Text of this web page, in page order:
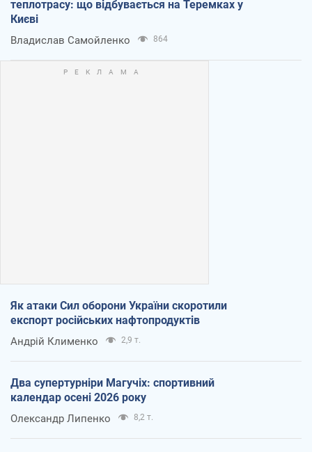
теплотрасу: що відбувається на Теремках у
Києві
Владислав Самойленко 864
Як атаки Сил оборони України скоротили
експорт російських нафтопродуктів
Андрій Клименко 2,9 т.
Два супертурніри Магучіх: спортивний
календар осені 2026 року
Олександр Липенко 8,2 т.